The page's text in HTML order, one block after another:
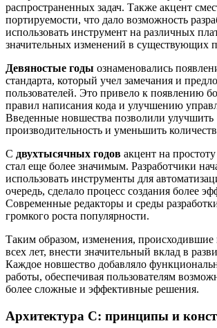
распространенных задач. Также акцент
портируемости, что дало возможность
использовать инструмент на различных
значительных изменений в существующих
Девяностые годы ознаменовались
стандарта, который учел замечания и
пользователей. Это привело к появлению
правил написания кода и улучшению
Введенные новшества позволили улучшить
производительность и уменьшить
С двухтысячных годов акцент на
стал еще более значимым. Разработчики
использовать инструменты для
очередь, сделало процесс создания более
Современные редакторы и среды
громкого роста популярности.
Таким образом, изменения, происходившие
всех лет, внести значительный вклад в
Каждое новшество добавляло
работы, обеспечивая пользователям
более сложные и эффективные решения.
Архитектура C: принципы и